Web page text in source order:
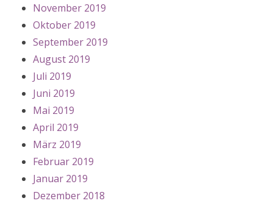
November 2019
Oktober 2019
September 2019
August 2019
Juli 2019
Juni 2019
Mai 2019
April 2019
März 2019
Februar 2019
Januar 2019
Dezember 2018